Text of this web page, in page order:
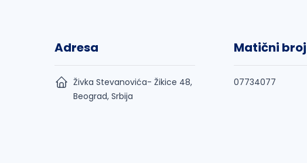
Adresa
Živka Stevanovića- Žikice 48,
Beograd, Srbija
Matični broj
07734077